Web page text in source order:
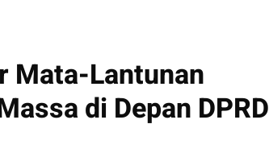
Mata-Lantunan
di Depan DPRD